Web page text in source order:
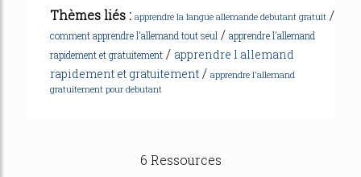
Thèmes liés : apprendre la langue allemande debutant gratuit /
comment apprendre l'allemand tout seul / apprendre l'allemand
rapidement et gratuitement / apprendre l allemand
rapidement et gratuitement / apprendre l'allemand
gratuitement pour debutant
6 Ressources